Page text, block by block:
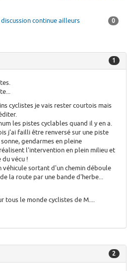
continue ailleurs 0
1
cyclistes je vais rester courtois mais
les pistes cyclables quand il y en a.
j'ai failli être renversé sur une piste
gendarmes en pleine
l'intervention en plein milieu et
du vécu !
sortant d'un chemin déboule
la route par une bande d'herbe...
tous le monde cyclistes de M....
2